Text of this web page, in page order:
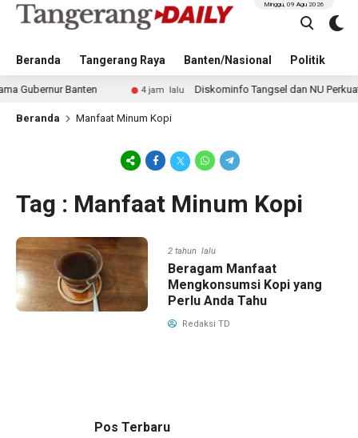
Beranda Tangerang Raya Banten/Nasional Politik
Minggu, 09 Agu 2026
Banten 4 jam lalu Diskominfo Tangsel dan NU Perkuat
Beranda Manfaat Minum Kopi
Tag : Manfaat Minum Kopi
2 tahun lalu
Beragam Manfaat
Mengkonsumsi Kopi yang
Perlu Anda Tahu
Redaksi TD
Pos Terbaru